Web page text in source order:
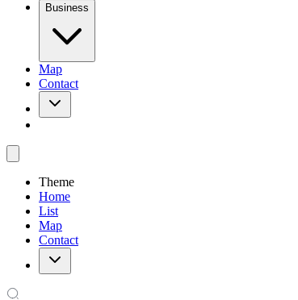
Business
Map
Contact
Theme
Home
List
Map
Contact